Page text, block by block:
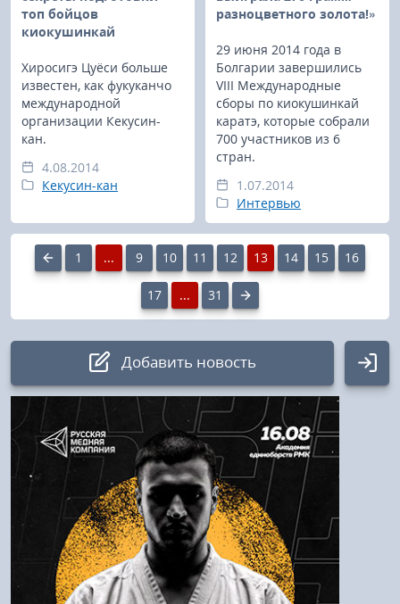
топ бойцов
киокушинкай
Хиросигэ Цуёси больше
известен, как фукуканчо
международной
организации Кекусин-
кан.
4.08.2014
Кекусин-кан
разноцветного золота!»
29 июня 2014 года в
Болгарии завершились
VIII Международные
сборы по киокушинкай
каратэ, которые собрали
700 участников из 6
стран.
1.07.2014
Интервью
1 ... 9 10 11 12 13 14 15 16
17 ... 31
Добавить новость
Авторизация
Логин:
Пароль
Войти